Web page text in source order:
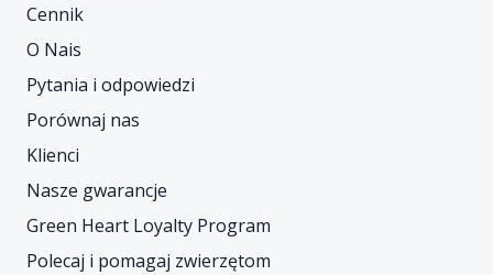
Cennik
O Nais
Pytania i odpowiedzi
Porównaj nas
Klienci
Nasze gwarancje
Green Heart Loyalty Program
Polecaj i pomagaj zwierzętom